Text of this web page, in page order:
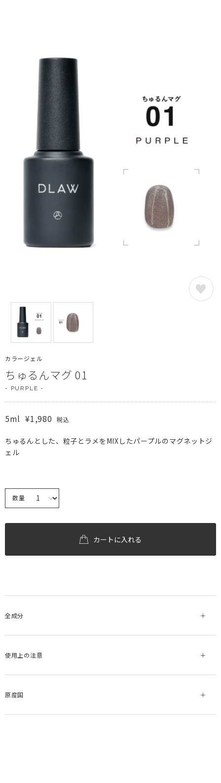
カラージェル
ちゅるんマグ 01
- PURPLE -
5ml ¥1,980 税込
ちゅるんとした、粒子とラメをMIXしたパープルのマグネットジ
ェル
数量
カートに入れる
全成分
使用上の注意
原産国